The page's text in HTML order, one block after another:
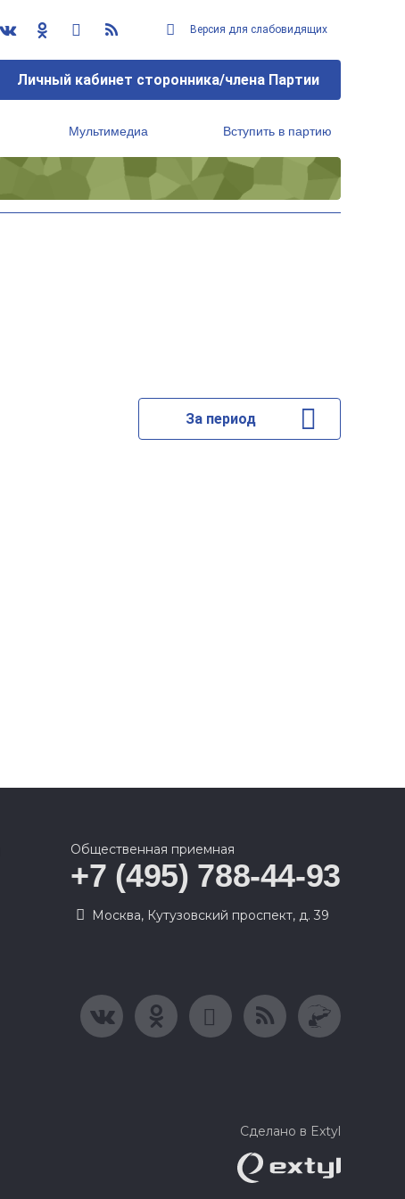
Версия для слабовидящих
Личный кабинет сторонника/члена Партии
Мультимедиа Вступить в партию
За период
Общественная приемная
+7 (495) 788-44-93
Москва, Кутузовский проспект, д. 39
Сделано в Extyl